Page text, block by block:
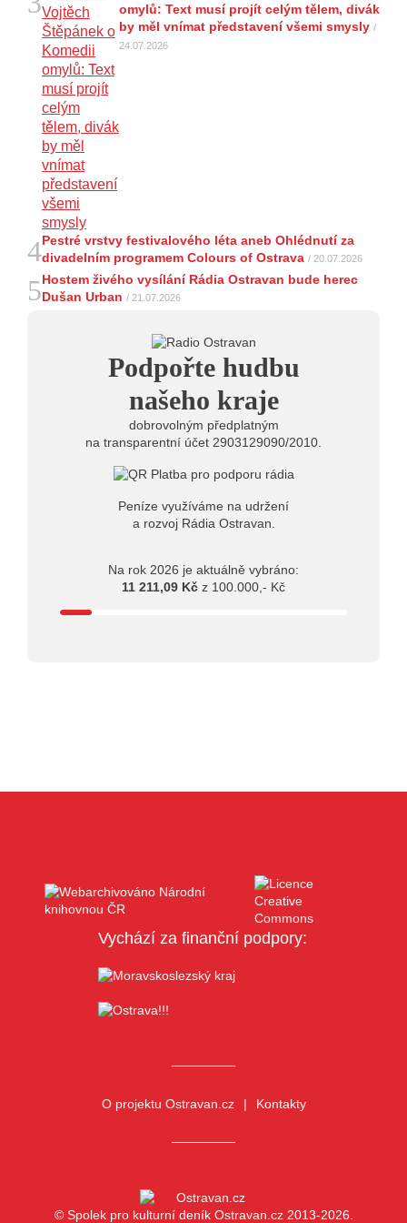
21.07.2026
20:09
Na Novou Osmičku míří Bára Zmeková Trio.
Výrazná osobnost české alternativní scény zahraje ve
Frýdku-Místku
14:01
Hostem živého vysílání Rádia Ostravan bude
herec Dušan Urban
20.07.2026
10:03
nabídne Krhuta i Beatles
omylů: Text musí projít celým tělem, divák
by měl vnímat představení všemi smysly /
24.07.2026
4Pestré vrstvy festivalového léta aneb Ohlédnutí za
divadelním programem Colours of Ostrava / 20.07.2026
5Hostem živého vysílání Rádia Ostravan bude herec
Dušan Urban / 21.07.2026
Podpořte hudbu
našeho kraje
dobrovolným předplatným
na transparentní účet 2903129090/2010.
Peníze využíváme na udržení
a rozvoj Rádia Ostravan.
Na rok 2026 je aktuálně vybráno:
11 211,09 Kč z 100.000,- Kč
Vychází za finanční podpory:
O projektu Ostravan.cz Kontakty
© Spolek pro kulturní deník Ostravan.cz 2013-2026.